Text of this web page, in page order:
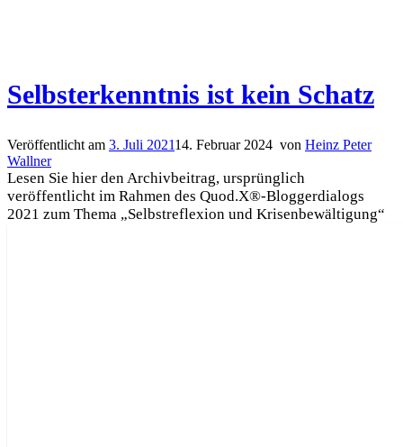
Selbsterkenntnis ist kein Schatz
Veröffentlicht am 3. Juli 202114. Februar 2024 von Heinz Peter
Wallner
Lesen Sie hier den Archivbeitrag, ursprünglich
veröffentlicht im Rahmen des Quod.X®-Bloggerdialogs
2021 zum Thema „Selbstreflexion und Krisenbewältigung“